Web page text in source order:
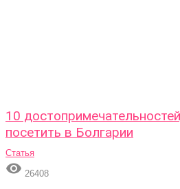
10
посетить в Болгарии
Статья
 26408